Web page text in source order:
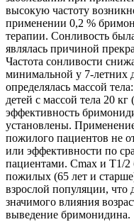
высокую частоту
применении 0,2 %
терапии. Сонливость
являлась причиной
Частота сонливости
минимальной у 7-летних
определялась массой
детей с массой тела 20 кг
эффективность
установлены.
пожилого пациентов не
или эффективности по
пациентами. Cmax и T1/
пожилых (65 лет и
взрослой популяции, что
значимого влияния
выведение бримонидина.